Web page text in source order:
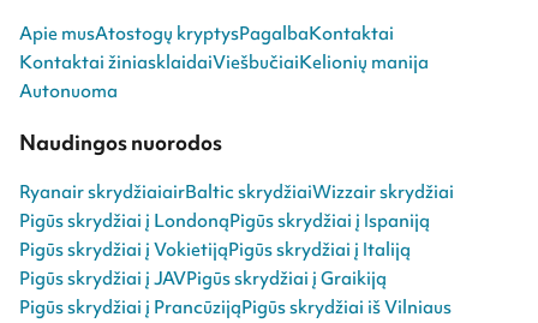
Apie musAtostogų kryptysPagalbaKontaktai
Kontaktai žiniasklaidaiViešbučiaiKelionių manija
Autonuoma
Naudingos nuorodos
Ryanair skrydžiaiairBaltic skrydžiaiWizzair skrydžiai
Pigūs skrydžiai į LondonąPigūs skrydžiai į Ispaniją
Pigūs skrydžiai į VokietijąPigūs skrydžiai į Italiją
Pigūs skrydžiai į JAVPigūs skrydžiai į Graikiją
Pigūs skrydžiai į PrancūzijąPigūs skrydžiai iš Vilniaus